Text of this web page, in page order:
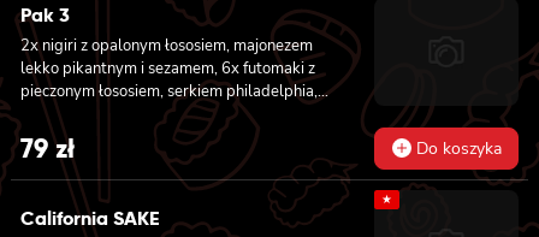
Pak 3
2x nigiri z opalonym łososiem, majonezem
lekko pikantnym i sezamem, 6x futomaki z
pieczonym łososiem, serkiem philadelphia,
awokado, ogórkiem, kanpyo, sałatą, sosem
teriyaki i sezamem, 8x california z krewetką
w tempurze, majonezem lekko pikantnym,
ogórkiem, sezamem i masago, 8x hosomaki z
batatem w tempurze
79zł Do koszyka
California SAKE
★